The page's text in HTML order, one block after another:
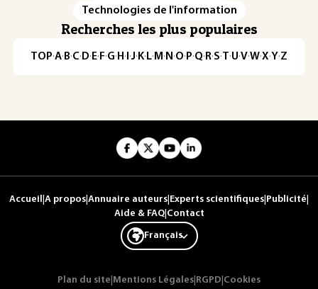
Technologies de l'information
Recherches les plus populaires
TOP·A·B·C· D· E· F·G· H · ·J· K· L· M · N ·O· P·Q· R·S·T·U·V·W·X·Y·Z
Accueil A propos Annuaire auteurs Experts scientifiques Publicité
Aide & FAQ| Contact
Français
Plan du site Mentions Légales RGPD Cookies